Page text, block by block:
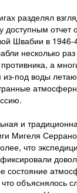
разделял
отчет
Швабии в 1946-
несколько
а
под воды
и
Мигеля
что
состояние
объяснялось